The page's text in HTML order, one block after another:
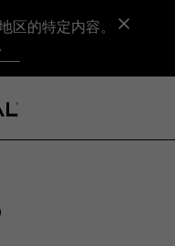
区的特定内容。